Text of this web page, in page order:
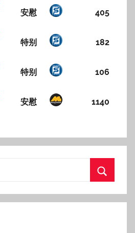
安慰 405
特别 182
特别 106
安慰 1140